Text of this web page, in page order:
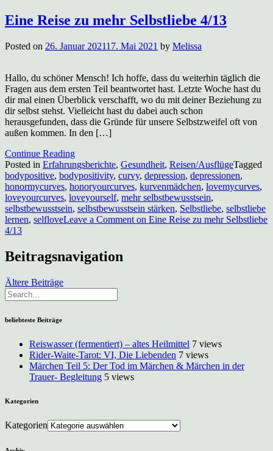
Eine Reise zu mehr Selbstliebe 4/13
Posted on 26. Januar 202117. Mai 2021 by Melissa
Hallo, du schöner Mensch! Ich hoffe, dass du weiterhin täglich die
Fragen aus dem ersten Teil beantwortet hast. Letzte Woche hast du
dir mal einen Überblick verschafft, wo du mit deiner Beziehung zu
dir selbst stehst. Vielleicht hast du dabei auch schon
herausgefunden, dass die Gründe für unsere Selbstzweifel oft von
außen kommen. In den […]
Continue Reading
Posted in Erfahrungsberichte, Gesundheit, Reisen/AusflügeTagged
bodypositive, bodypositivity, curvy, depression, depressionen,
honormycurves, honoryourcurves, kurvenmädchen, lovemycurves,
loveyourcurves, loveyourself, mehr selbstbewusstsein,
selbstbewusstsein, selbstbewusstsein stärken, Selbstliebe, selbstliebe
lernen, selfloveLeave a Comment on Eine Reise zu mehr Selbstliebe
4/13
Beitragsnavigation
Ältere Beiträge
beliebteste Beiträge
Reiswasser (fermentiert) – altes Heilmittel 7 views
Rider-Waite-Tarot: VI, Die Liebenden 7 views
Märchen Teil 5: Der Tod im Märchen & Märchen in der
Trauer- Begleitung 5 views
Kategorien
Kategorien